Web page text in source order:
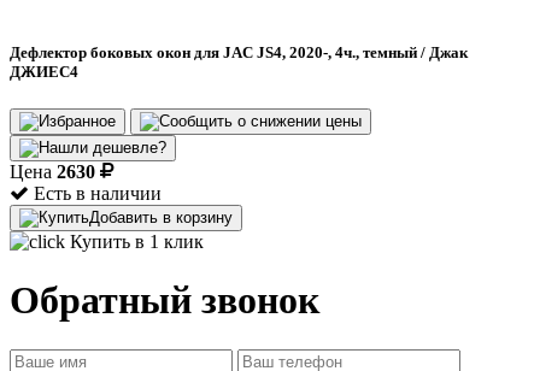
Дефлектор боковых окон для JAC JS4, 2020-, 4ч., темный / Джак
ДЖИЕС4
Цена 2630
Есть в наличии
Добавить в корзину
Купить в 1 клик
Обратный звонок